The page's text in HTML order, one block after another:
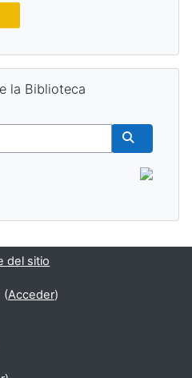
la Biblioteca
Buscar
del sitio
(Acceder)